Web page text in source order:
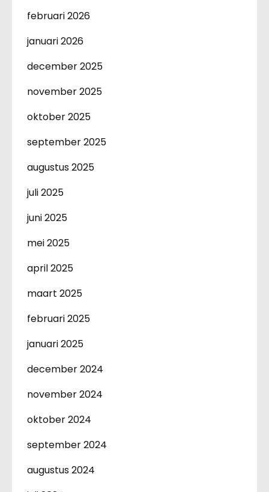
februari 2026
januari 2026
december 2025
november 2025
oktober 2025
september 2025
augustus 2025
juli 2025
juni 2025
mei 2025
april 2025
maart 2025
februari 2025
januari 2025
december 2024
november 2024
oktober 2024
september 2024
augustus 2024